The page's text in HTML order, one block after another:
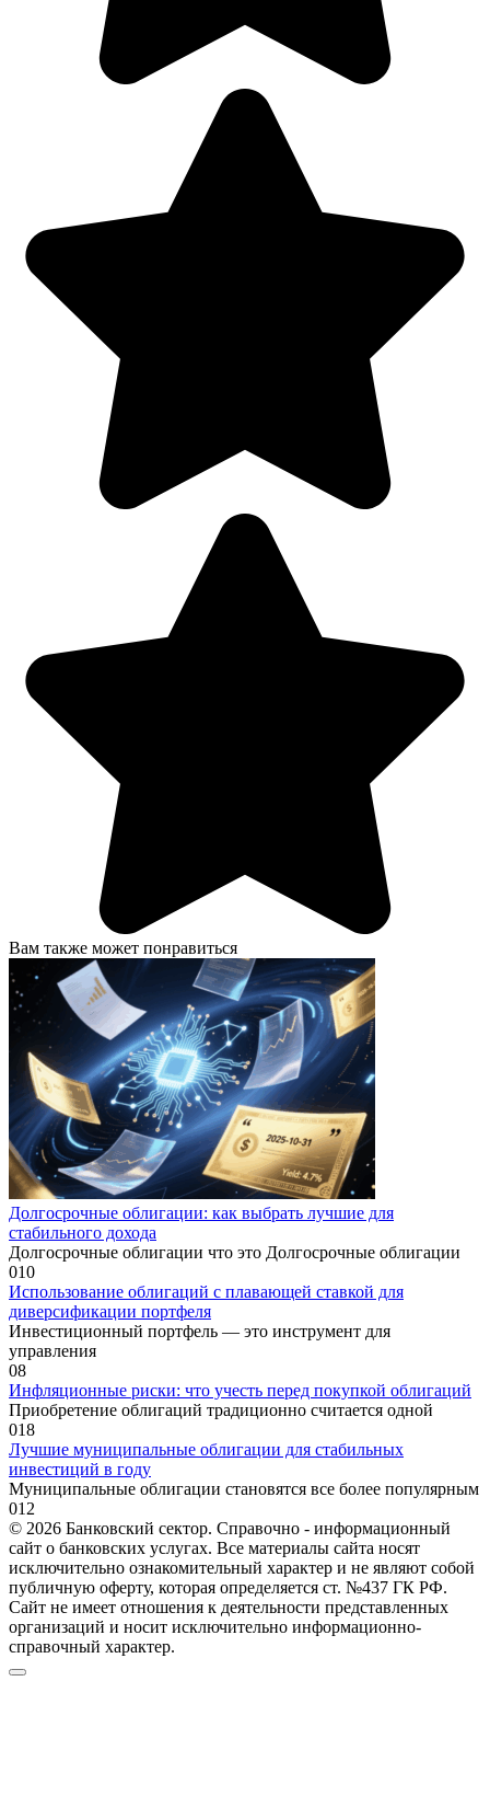
Вам также может понравиться
Долгосрочные облигации: как выбрать лучшие для
стабильного дохода
Долгосрочные облигации что это Долгосрочные облигации
010
Использование облигаций с плавающей ставкой для
диверсификации портфеля
Инвестиционный портфель — это инструмент для
управления
08
Инфляционные риски: что учесть перед покупкой облигаций
Приобретение облигаций традиционно считается одной
018
Лучшие муниципальные облигации для стабильных
инвестиций в году
Муниципальные облигации становятся все более популярным
012
© 2026 Банковский сектор. Справочно - информационный
сайт о банковских услугах. Все материалы сайта носят
исключительно ознакомительный характер и не являют собой
публичную оферту, которая определяется ст. №437 ГК РФ.
Сайт не имеет отношения к деятельности представленных
организаций и носит исключительно информационно-
справочный характер.